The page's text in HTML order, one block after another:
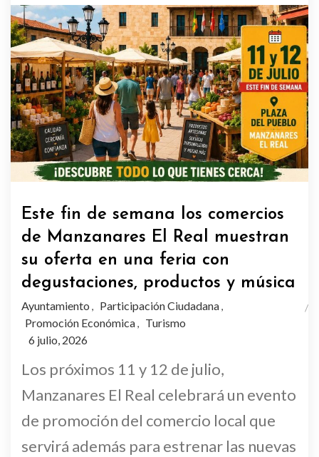
Este fin de semana los comercios
de Manzanares El Real muestran
su oferta en una feria con
degustaciones, productos y música
Ayuntamiento , Participación Ciudadana,
Promoción Económica, Turismo
6 julio, 2026
Los próximos 11 y 12 de julio,
Manzanares El Real celebrará un evento
de promoción del comercio local que
servirá además para estrenar las nuevas